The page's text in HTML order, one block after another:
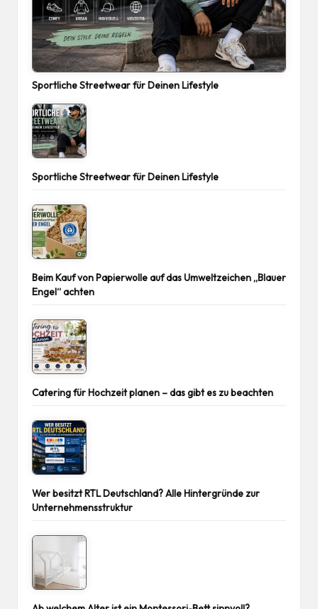
Sportliche Streetwear für Deinen Lifestyle
Sportliche Streetwear für Deinen Lifestyle
Beim Kauf von Papierwolle auf das Umweltzeichen „Blauer
Engel“ achten
Catering für Hochzeit planen – das gibt es zu beachten
Wer besitzt RTL Deutschland? Alle Hintergründe zur
Unternehmensstruktur